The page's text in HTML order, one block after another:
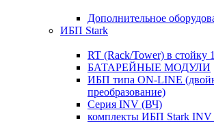
Дополнительное
ИБП Stark
RT (Rack/Tower) в стойку
БАТАРЕЙНЫЕ МОДУЛИ
ИБП типа ON-LINE
преобразование)
Серия INV (ВЧ)
комплекты ИБП Stark